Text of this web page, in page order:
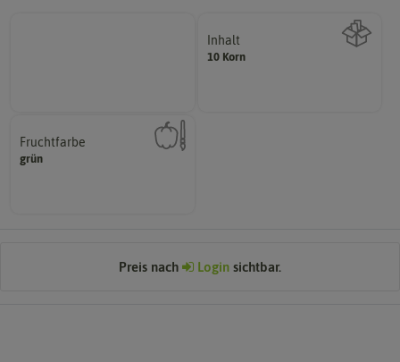
Inhalt
10 KornWie viel ist enthalten
Fruchtfarbe
grün
sie nach dem Reifungsprozess
hat.
Preis nach Login sichtbar.